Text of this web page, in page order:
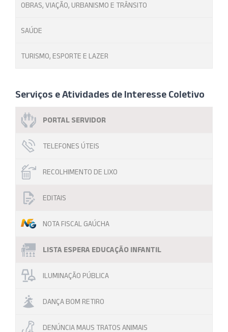
OBRAS, VIAÇÃO, URBANISMO E TRÂNSITO
SAÚDE
TURISMO, ESPORTE E LAZER
Serviços e Atividades de Interesse Coletivo
PORTAL SERVIDOR
TELEFONES ÚTEIS
RECOLHIMENTO DE LIXO
EDITAIS
NOTA FISCAL GAÚCHA
LISTA ESPERA EDUCAÇÃO INFANTIL
ILUMINAÇÃO PÚBLICA
DANÇA BOM RETIRO
DENÚNCIA MAUS TRATOS ANIMAIS